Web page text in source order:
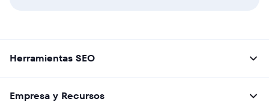
Herramientas SEO
Empresa y Recursos